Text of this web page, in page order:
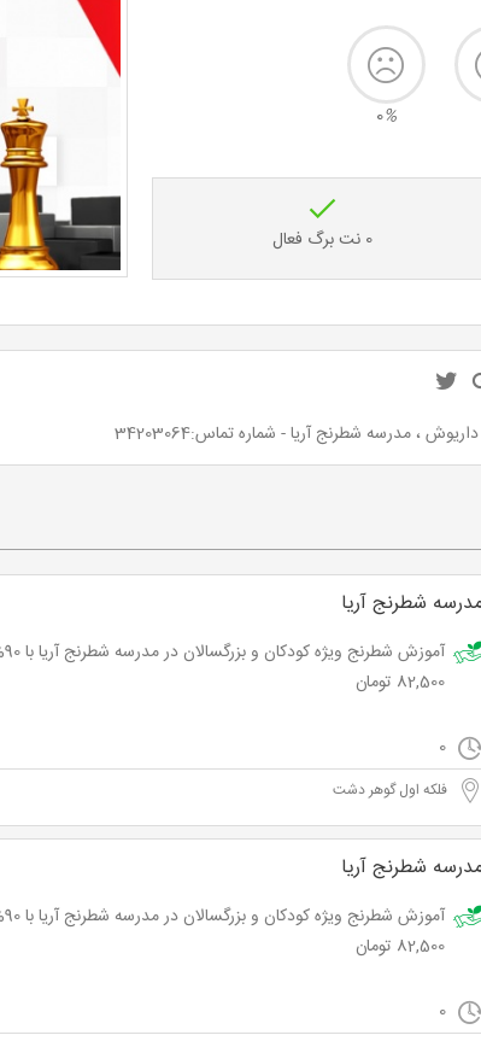
0%
0 نت برگ فعال
، مدرسه شطرنج آریا - شماره تماس:34203064
شطرنج آریا
82,500 تومان
0
فلکه اول گوهر دشت
شطرنج آریا
82,500 تومان
0